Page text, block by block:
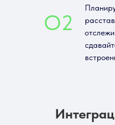
О2